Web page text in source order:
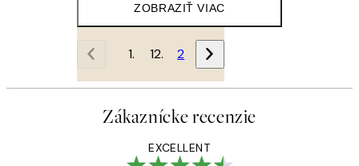
ZOBRAZIŤ VIAC
1 2
Zákaznícke recenzie
EXCELLENT